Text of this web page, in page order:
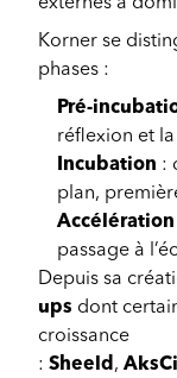
Korner se
phases :
Pré-
réflexion et
Incubation :
plan,
Accélération
passage à
Depuis sa
ups dont
croissance
: Sheeld ,